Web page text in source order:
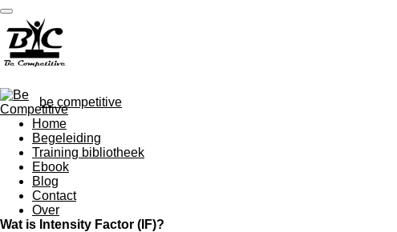
Ga
direct
naar
de
hoofdinhoud
be competitive
Home
Begeleiding
Training bibliotheek
Ebook
Blog
Contact
Over
Wat is Intensity Factor (IF)?